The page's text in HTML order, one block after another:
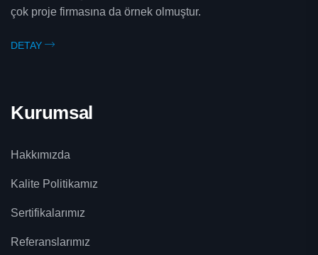
çok proje firmasına da örnek olmuştur.
DETAY
Kurumsal
Hakkımızda
Kalite Politikamız
Sertifikalarımız
Referanslarımız